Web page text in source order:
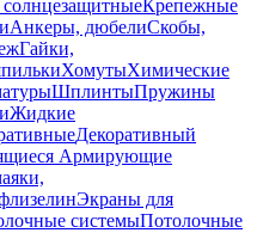
Крепежные
Анкеры, дюбелиСкобы,
Гайки,
ХомутыХимические
ШплинтыПружины
Жидкие
Декоративный
Армирующие
Экраны для
системыПотолочные